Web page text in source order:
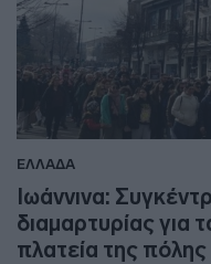
ΕΛΛΑΔΑ
Ιωάννινα:
διαμαρτυρίας για
πλατεία της πόλης